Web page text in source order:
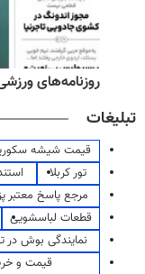
روزنامه‌های ورزشی
تبلیغات
قیمت شیشه
تور کربلا
مرجع پاسخ معتبر
قطعات لباسشویی
نمایندگی بوش در
قیمت و